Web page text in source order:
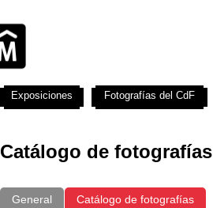
Catálogo de fotografías
General Catálogo de fotografías
Exposiciones Fotografías del CdF